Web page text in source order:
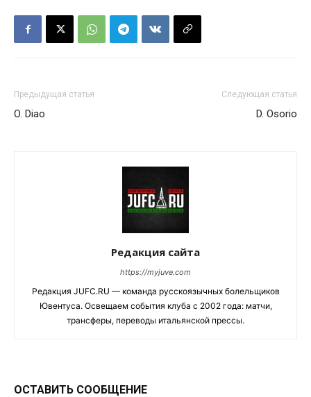
Предыдущая статья
O. Diao
Следующая статья
D. Osorio
Редакция сайта
https://myjuve.com
Редакция JUFC.RU — команда русскоязычных болельщиков
Ювентуса. Освещаем события клуба с 2002 года: матчи,
трансферы, переводы итальянской прессы.
ОСТАВИТЬ СООБЩЕНИЕ